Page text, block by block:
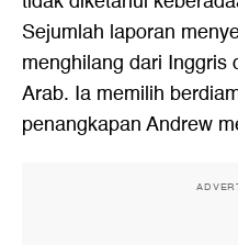
Sejumlah laporan
menghilang dari Inggris
Arab. Ia memilih
penangkapan Andrew